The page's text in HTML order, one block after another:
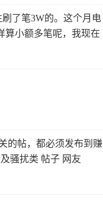
了笔3W的。这个月电
算小额多笔呢，我现在
的帖，都必须发布到赚
骚扰类 帖子 网友